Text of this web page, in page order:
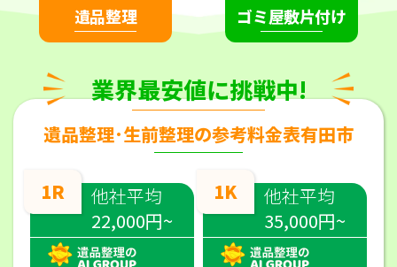
遺品整理 ゴミ屋敷片付け
業界最安値に挑戦中!
遺品整理･生前整理の参考料金表有田市
1R
他社平均
22,000円~
1K
他社平均
35,000円~